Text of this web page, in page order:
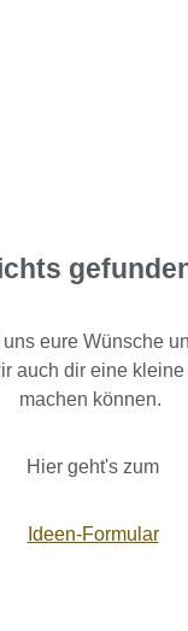
eure Wünsche
auch dir eine
machen können.
Hier geht's zum
Ideen-Formular